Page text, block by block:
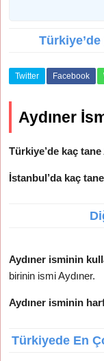
Twitter Facebook
Aydıner
Türkiye’de kaç
İstanbul’da kaç
Aydıner isminin
birinin ismi Aydıner.
Aydıner isminin harf
Türkiyede En